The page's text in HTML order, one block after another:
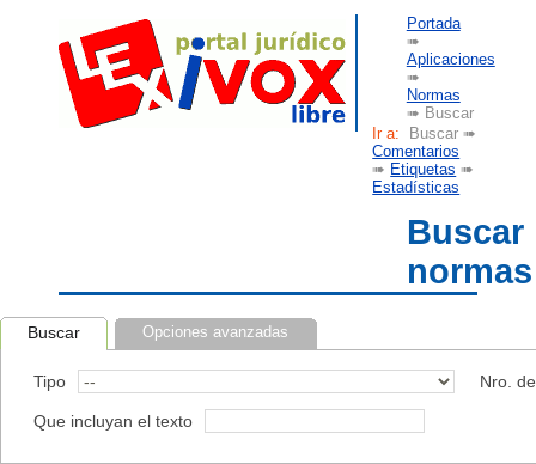
Portada
➠
Aplicaciones
➠
Normas
➠ Buscar
Ir a: Buscar ➠
Comentarios
➠ Etiquetas ➠
Estadísticas
Buscar
normas
Buscar Opciones avanzadas
Tipo Nro.
Que incluyan el texto